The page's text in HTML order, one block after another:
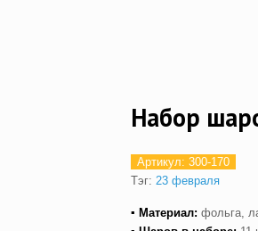
Набор
Артикул: 300-170
Тэг: 23 февраля
▪ Материал: фольга,